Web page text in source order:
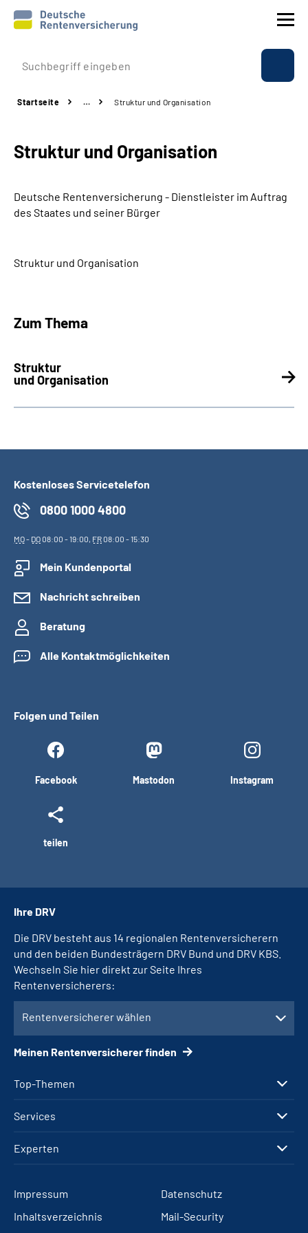
Prävention
Rente
Beratung & Kontakt
Über uns & Presse
Language
Leichte Sprache
Mein Kundenportal
Startseite … Struktur und Organisation
Struktur und Organisation
Deutsche Rentenversicherung - Dienstleister im Auftrag
des Staates und seiner Bürger
Struktur und Organisation
Zum Thema
Struktur
und Organisation
Kostenloses Servicetelefon
0800 1000 4800
MO- DO08:00 - 19:00, FR08:00 - 15:30
Mein Kundenportal
Nachricht schreiben
Beratung
Alle Kontaktmöglichkeiten
Folgen und Teilen
Facebook Mastodon Instagram
teilen
Top-Themen
Services
Experten
Ihre DRV
Die DRV besteht aus 14 regionalen Rentenversicherern
und den beiden Bundesträgern DRV Bund und DRV KBS.
Wechseln Sie hier direkt zur Seite Ihres
Rentenversicherers:
Rentenversicherer wählen
Meinen Rentenversicherer finden
Impressum
Datenschutz
Inhaltsverzeichnis
Mail-Security